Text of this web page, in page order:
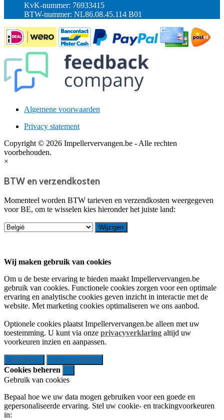
KvK-nummer: 76933415
BTW-nummer: NL86.08.45.114 B01
Algemene voorwaarden
Privacy statement
Copyright © 2026 Impellervervangen.be - Alle rechten
voorbehouden.
×
BTW en verzendkosten
Momenteel worden BTW tarieven en verzendkosten weergegeven
voor BE, om te wisselen kies hieronder het juiste land:
Wij maken gebruik van cookies
Om u de beste ervaring te bieden maakt Impellervervangen.be
gebruik van cookies. Functionele cookies zorgen voor een optimale
ervaring en analytische cookies geven inzicht in interactie met de
website. Met marketing cookies optimaliseren we ons aanbod.
Optionele cookies plaatst Impellervervangen.be alleen met uw
toestemming. U kunt via onze privacyverklaring altijd uw
voorkeuren inzien en aanpassen.
Aanpassen Alles accepteren
Cookies beheren ×
Gebruik van cookies
Bepaal hoe we uw data mogen gebruiken voor een goede en
gepersonaliseerde ervaring. Stel uw cookie- en trackingvoorkeuren
in: